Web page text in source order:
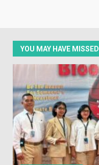
YOU MAY HAVE MISSED